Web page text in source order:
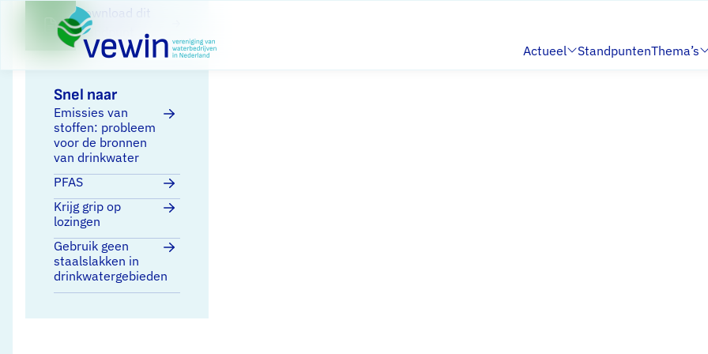
Direct naar contentTerug naar de startpagina
Submenu:
Actueel Standpunten
Submenu:
Thema’s
Download dit
standpunt
Snel naar
Emissies van
stoffen: probleem
voor de bronnen
van drinkwater
PFAS
Krijg grip op
lozingen
Gebruik geen
staalslakken in
drinkwatergebieden